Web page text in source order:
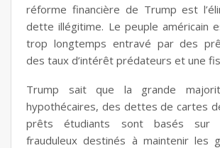
réforme financière de Trump est
dette illégitime. Le peuple américain
trop longtemps entravé par des
des taux d’intérêt prédateurs et une
Trump sait que la grande
hypothécaires, des dettes de cartes
prêts étudiants sont basés sur
frauduleux destinés à maintenir les